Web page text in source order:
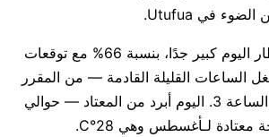
احتمال هطول الأمطار اليوم كبير جدًا، بنسبة 66% مع توقعات
مم. استغل الساعات القليلة القادمة — من المقرر
أن يبدأ المطر قرب الساعة 3. اليوم أبرد من المعتاد — حوالي